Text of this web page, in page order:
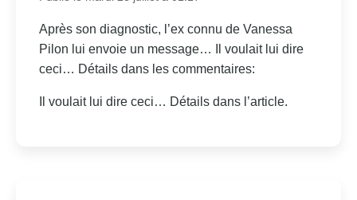
Après son diagnostic, l’ex connu de Vanessa
Pilon lui envoie un message… Il voulait lui dire
ceci… Détails dans les commentaires:
Il voulait lui dire ceci… Détails dans l’article.